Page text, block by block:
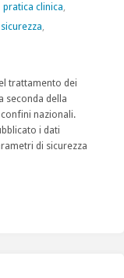
pratica clinica,
sicurezza,
trattamento dei
seconda della
nazionali.
i dati
di sicurezza